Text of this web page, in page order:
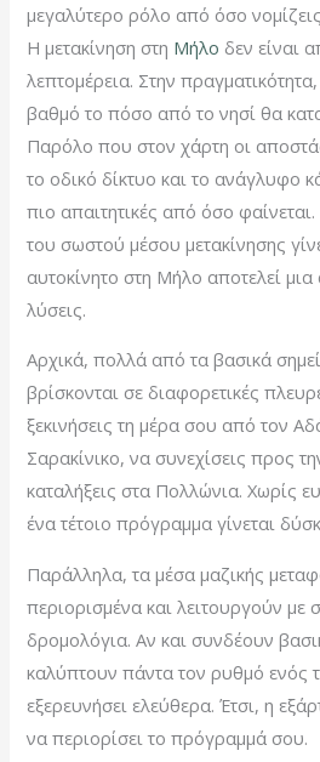
μεγαλύτερο ρόλο από όσο νομίζεις
Η μετακίνηση στη Μήλο δεν είναι
λεπτομέρεια. Στην
βαθμό το πόσο από το νησί θα
Παρόλο που στον χάρτη οι
το οδικό δίκτυο και το ανάγλυφο
πιο απαιτητικές από όσο
του σωστού μέσου μετακίνησης
αυτοκίνητο στη Μήλο αποτελεί μια
λύσεις.
Αρχικά, πολλά από τα βασικά
βρίσκονται σε διαφορετικές
ξεκινήσεις τη μέρα σου από τον
Σαρακίνικο, να συνεχίσεις προς
καταλήξεις στα Πολλώνια. Χωρίς
ένα τέτοιο πρόγραμμα γίνεται
Παράλληλα, τα μέσα μαζικής
περιορισμένα και λειτουργούν με
δρομολόγια. Αν και συνδέουν
καλύπτουν πάντα τον ρυθμό ενός
εξερευνήσει ελεύθερα. Έτσι, η
να περιορίσει το πρόγραμμά σου.